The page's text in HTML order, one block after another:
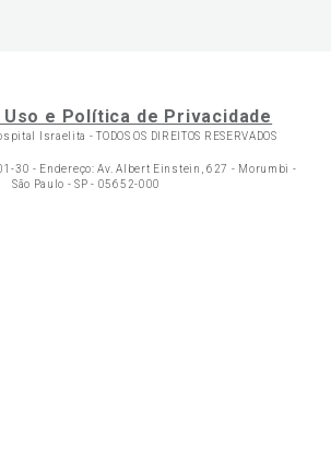
e Política de Privacidade
Israelita -TODOS OS DIREITOS RESERVADOS
30 - Endereço: Av. Albert Einstein, 627 - Morumbi -
São Paulo - SP - 05652-000